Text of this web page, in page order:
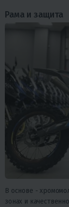
Рама и защита
В основе -
зонах и